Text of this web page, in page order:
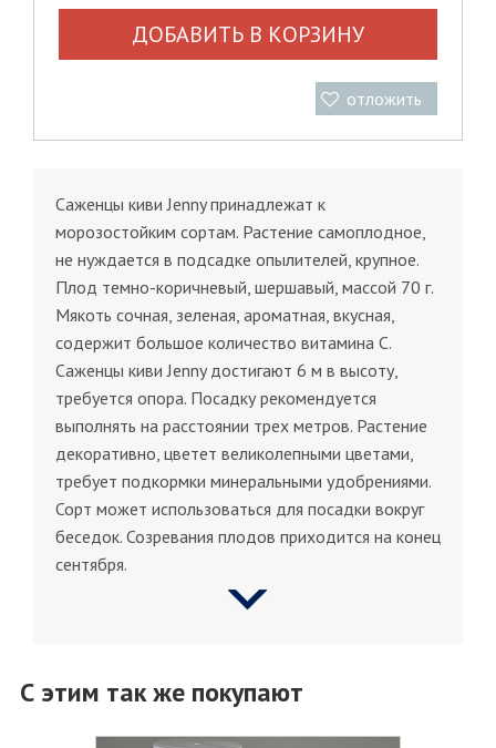
ДОБАВИТЬ В КОРЗИНУ
отложить
Саженцы киви Jenny принадлежат к
морозостойким сортам. Растение самоплодное,
не нуждается в подсадке опылителей, крупное.
Плод темно-коричневый, шершавый, массой 70 г.
Мякоть сочная, зеленая, ароматная, вкусная,
содержит большое количество витамина С.
Саженцы киви Jenny достигают 6 м в высоту,
требуется опора. Посадку рекомендуется
выполнять на расстоянии трех метров. Растение
декоративно, цветет великолепными цветами,
требует подкормки минеральными удобрениями.
Сорт может использоваться для посадки вокруг
беседок. Созревания плодов приходится на конец
сентября.
С этим так же покупают